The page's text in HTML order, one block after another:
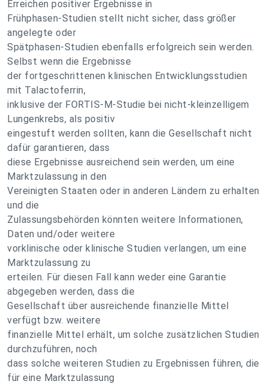
Erreichen positiver Ergebnisse in
Frühphasen-Studien stellt nicht sicher, dass größer
angelegte oder
Spätphasen-Studien ebenfalls erfolgreich sein werden.
Selbst wenn die Ergebnisse
der fortgeschrittenen klinischen Entwicklungsstudien
mit Talactoferrin,
inklusive der FORTIS-M-Studie bei nicht-kleinzelligem
Lungenkrebs, als positiv
eingestuft werden sollten, kann die Gesellschaft nicht
dafür garantieren, dass
diese Ergebnisse ausreichend sein werden, um eine
Marktzulassung in den
Vereinigten Staaten oder in anderen Ländern zu erhalten
und die
Zulassungsbehörden könnten weitere Informationen,
Daten und/oder weitere
vorklinische oder klinische Studien verlangen, um eine
Marktzulassung zu
erteilen. Für diesen Fall kann weder eine Garantie
abgegeben werden, dass die
Gesellschaft über ausreichende finanzielle Mittel
verfügt bzw. weitere
finanzielle Mittel erhält, um solche zusätzlichen Studien
durchzuführen, noch
dass solche weiteren Studien zu Ergebnissen führen, die
für eine Marktzulassung